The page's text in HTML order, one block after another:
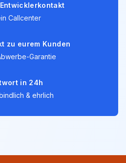
Callcenter
zu eurem Kunden
Garantie
in 24h
& ehrlich